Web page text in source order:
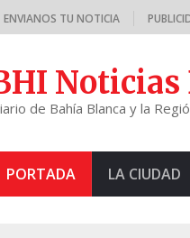
ENVIANOS TU NOTICIA
Noticias
de Bahía Blanca y la
PORTADA LA CIUDAD